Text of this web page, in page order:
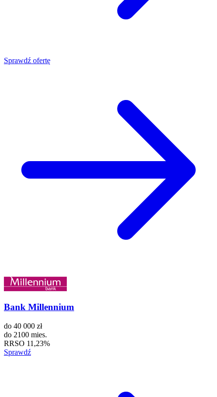
Sprawdź ofertę
Bank Millennium
do 40 000 zł
do 2100 mies.
RRSO 11,23%
Sprawdź